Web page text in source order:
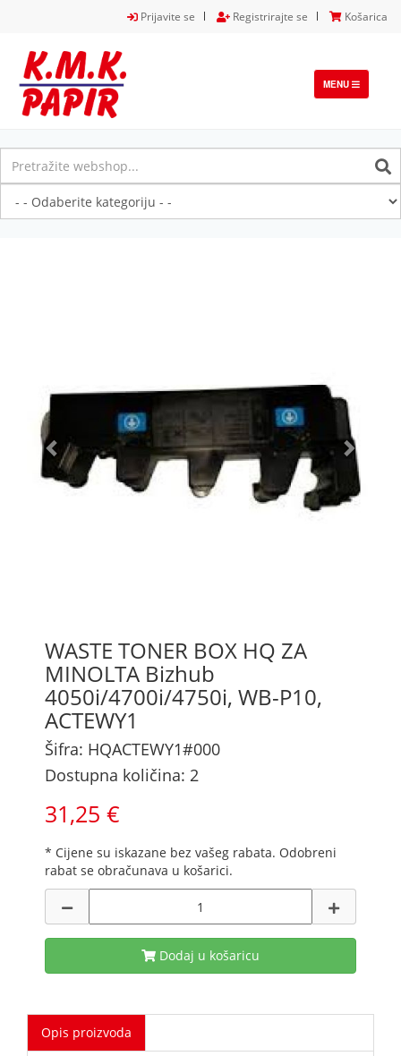
Prijavite se Registrirajte se Košarica
TOGGLE
NAVIGATION
MENU
WASTE TONER BOX HQ ZA
MINOLTA Bizhub
4050i/4700i/4750i, WB-P10,
ACTEWY1
Šifra: HQACTEWY1#000
Dostupna količina: 2
31,25 €
* Cijene su iskazane bez vašeg rabata. Odobreni
rabat se obračunava u košarici.
Dodaj u košaricu
Opis proizvoda